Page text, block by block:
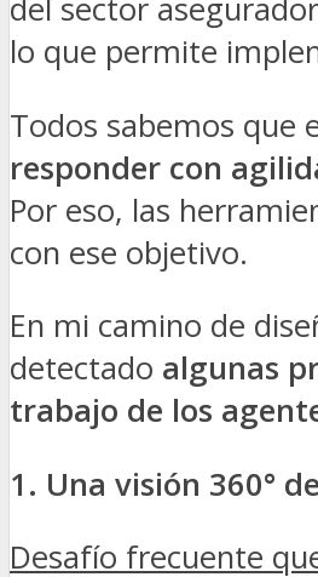
del sector
lo que permite
Todos sabemos que
responder con
Por eso, las
con ese objetivo.
En mi camino de
detectado algunas
trabajo de los
1. Una visión 360°
Desafío frecuente